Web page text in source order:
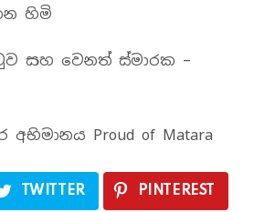
හිමි
සහ වෙනත් ස්මාරක –
අභිමානය Proud of Matara
TWITTER PINTEREST